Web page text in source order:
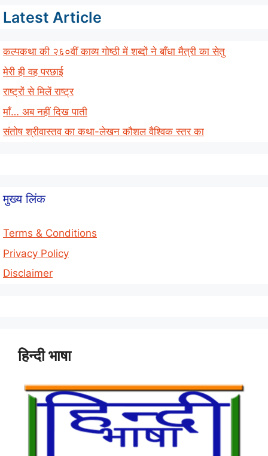
Latest Article
कल्पकथा की २६०वीं काव्य गोष्ठी में शब्दों ने बाँधा मैत्री का सेतु
मेरी ही वह परछाई
राष्ट्रों से मिलें राष्ट्र
माँ… अब नहीं दिख पाती
संतोष श्रीवास्तव का कथा-लेखन कौशल वैश्विक स्तर का
मुख्य लिंक
Terms & Conditions
Privacy Policy
Disclaimer
हिन्दी भाषा